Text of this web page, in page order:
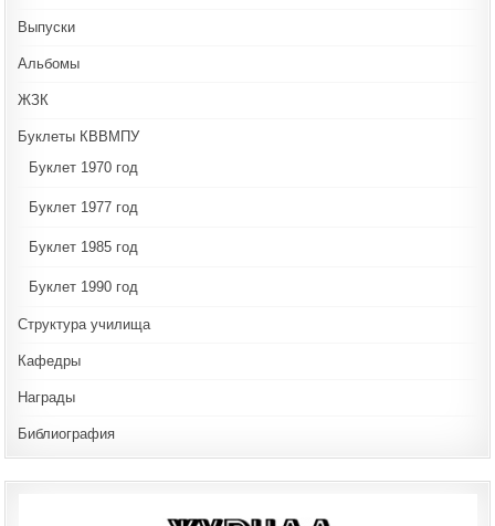
Выпуски
Альбомы
ЖЗК
Буклеты КВВМПУ
Буклет 1970 год
Буклет 1977 год
Буклет 1985 год
Буклет 1990 год
Структура училища
Кафедры
Награды
Библиография